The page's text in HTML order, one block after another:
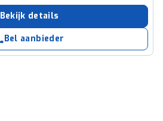
Bekijk details
Bel aanbieder